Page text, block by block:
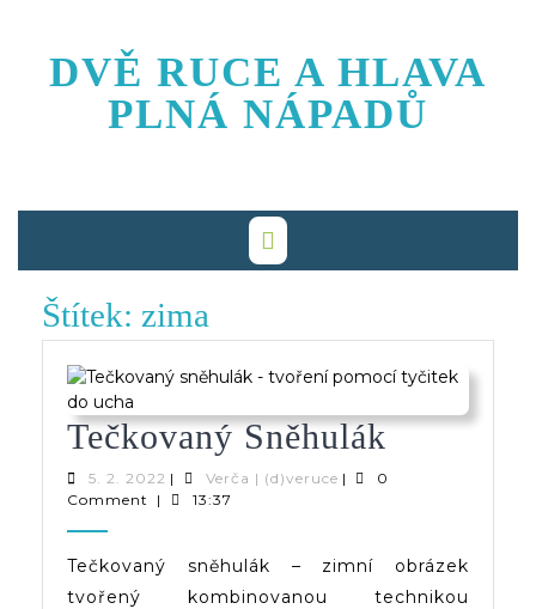
content
DVĚ RUCE A HLAVA
PLNÁ NÁPADŮ
Štítek: zima
Tečkovaný Sněhulák
Sněhulák
5. 2. 2022 5.
2.
| Verča | (d)veruceVerča
|
0
Comment
| 13:37
Tečkovaný sněhulák – zimní obrázek
tvořený kombinovanou technikou